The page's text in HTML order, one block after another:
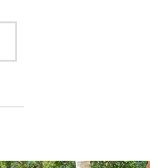
ホテル】NUMBER 11（ナンバ